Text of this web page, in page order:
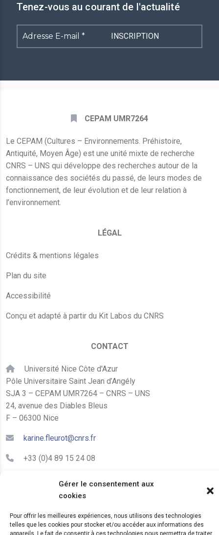
Gérer le consentement aux
cookies
Pour offrir les meilleures expériences, nous utilisons des technologies
telles que les cookies pour stocker et/ou accéder aux informations des
appareils. Le fait de consentir à ces technologies nous permettra de traiter
Tenez-vous au courant de l'actualité
Adresse
E-
CEPAM UMR7264
Le CEPAM (Cultures – Environnements. Préhistoire,
Antiquité, Moyen Âge) est une unité mixte de recherche
CNRS – UNS qui développe des recherches autour de la
connaissance des sociétés du passé, de leurs modes de
fonctionnement, de leur évolution et de leur relation à
l’environnement.
LÉGAL
Crédits & mentions légales
Plan du site
Accessibilité
Conçu et adapté à partir du Kit Labos du CNRS
CONTACT
Université Nice Côte d'Azur
Pôle Universitaire Saint Jean d’Angély
SJA 3 – CEPAM UMR7264 – CNRS – UNS
24, avenue des Diables Bleus
F – 06300 Nice
karine.fleurot@cnrs.fr
+33 (0)4 89 15 24 08
LE CEPAM EST HÉBERGÉ PAR